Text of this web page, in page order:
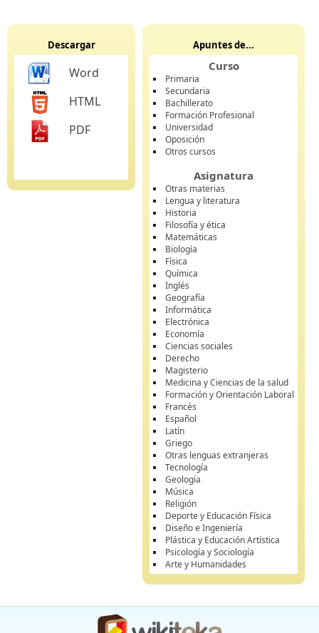
Descargar
Word
HTML
PDF
Apuntes de...
Curso
Primaria
Secundaria
Bachillerato
Formación Profesional
Universidad
Oposición
Otros cursos
Asignatura
Otras materias
Lengua y literatura
Historia
Filosofía y ética
Matemáticas
Biología
Física
Química
Inglés
Geografía
Informática
Electrónica
Economía
Ciencias sociales
Derecho
Magisterio
Medicina y Ciencias de la salud
Formación y Orientación Laboral
Francés
Español
Latín
Griego
Otras lenguas extranjeras
Tecnología
Geología
Música
Religión
Deporte y Educación Física
Diseño e Ingeniería
Plástica y Educación Artística
Psicología y Sociología
Arte y Humanidades